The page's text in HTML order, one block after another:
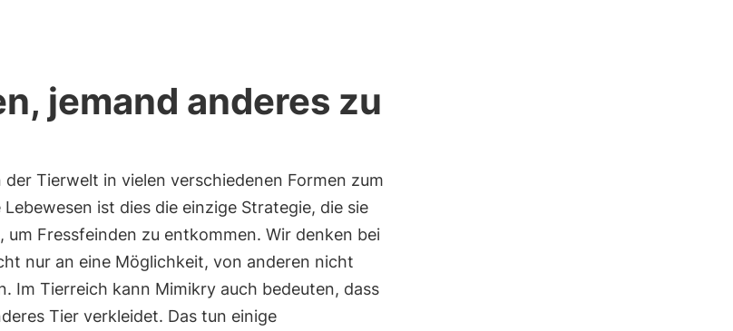
jemand anderes zu
Tierwelt in vielen verschiedenen Formen zum
Lebewesen ist dies die einzige Strategie, die sie
um Fressfeinden zu entkommen. Wir denken bei
nur an eine Möglichkeit, von anderen nicht
Im Tierreich kann Mimikry auch bedeuten, dass
Tier verkleidet. Das tun einige